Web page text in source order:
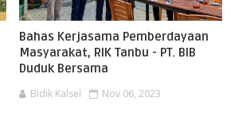
Bahas Kerjasama Pemberdayaan
Masyarakat, RIK Tanbu - PT. BIB
Duduk Bersama
Bidik Kalsel Nov 06, 2023